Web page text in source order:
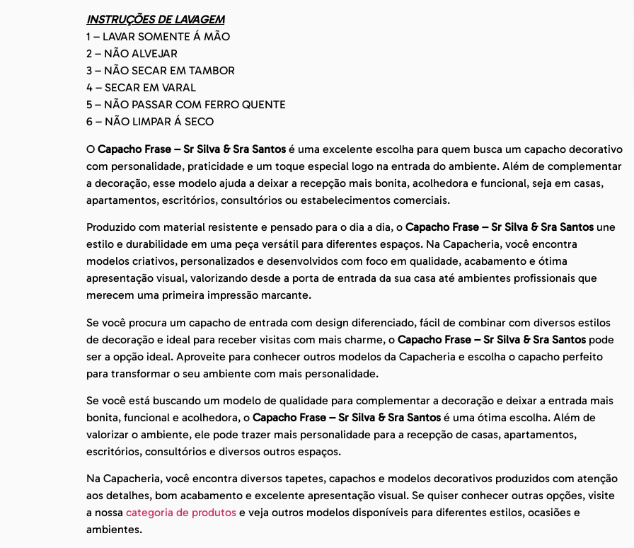
INSTRUÇÕES DE LAVAGEM
1 – LAVAR SOMENTE Á MÃO
2 – NÃO ALVEJAR
3 – NÃO SECAR EM TAMBOR
4 – SECAR EM VARAL
5 – NÃO PASSAR COM FERRO QUENTE
6 – NÃO LIMPAR Á SECO
O Capacho Frase – Sr Silva & Sra Santos é uma excelente escolha para quem busca um capacho decorativo
com personalidade, praticidade e um toque especial logo na entrada do ambiente. Além de complementar
a decoração, esse modelo ajuda a deixar a recepção mais bonita, acolhedora e funcional, seja em casas,
apartamentos, escritórios, consultórios ou estabelecimentos comerciais.
Produzido com material resistente e pensado para o dia a dia, o Capacho Frase – Sr Silva & Sra Santos une
estilo e durabilidade em uma peça versátil para diferentes espaços. Na Capacheria, você encontra
modelos criativos, personalizados e desenvolvidos com foco em qualidade, acabamento e ótima
apresentação visual, valorizando desde a porta de entrada da sua casa até ambientes profissionais que
merecem uma primeira impressão marcante.
Se você procura um capacho de entrada com design diferenciado, fácil de combinar com diversos estilos
de decoração e ideal para receber visitas com mais charme, o Capacho Frase – Sr Silva & Sra Santos pode
ser a opção ideal. Aproveite para conhecer outros modelos da Capacheria e escolha o capacho perfeito
para transformar o seu ambiente com mais personalidade.
Se você está buscando um modelo de qualidade para complementar a decoração e deixar a entrada mais
bonita, funcional e acolhedora, o Capacho Frase – Sr Silva & Sra Santos é uma ótima escolha. Além de
valorizar o ambiente, ele pode trazer mais personalidade para a recepção de casas, apartamentos,
escritórios, consultórios e diversos outros espaços.
Na Capacheria, você encontra diversos tapetes, capachos e modelos decorativos produzidos com atenção
aos detalhes, bom acabamento e excelente apresentação visual. Se quiser conhecer outras opções, visite
a nossa categoria de produtos e veja outros modelos disponíveis para diferentes estilos, ocasiões e
ambientes.